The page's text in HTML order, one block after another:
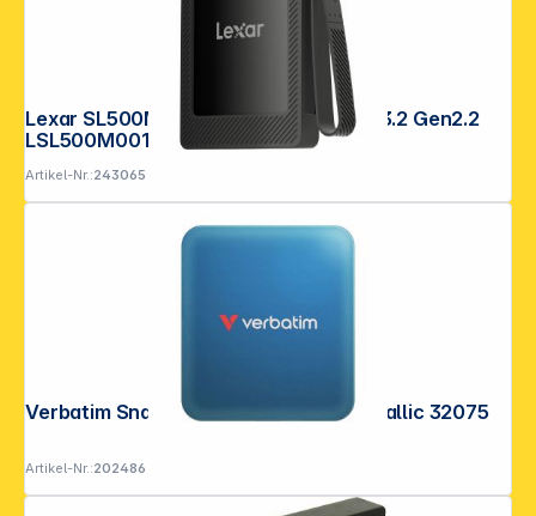
Lexar SL500M External SSD 1TB USB 3.2 Gen2.2
LSL500M001T-RNBNG
Artikel-Nr.:243065
Verbatim SnapBack SSD 1TB Blau Metallic 32075
Artikel-Nr.:202486